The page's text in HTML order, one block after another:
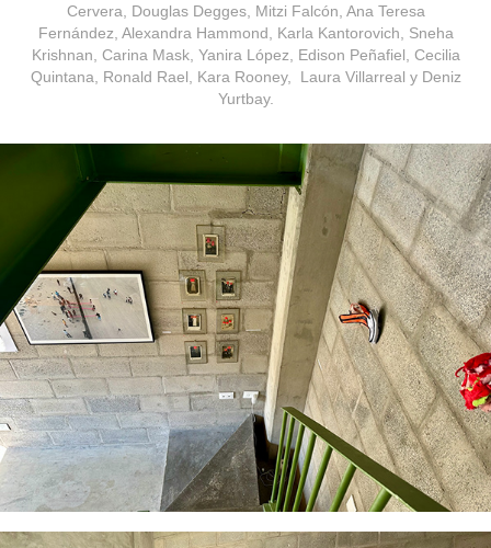
Cervera, Douglas Degges, Mitzi Falcón, Ana Teresa
Fernández, Alexandra Hammond, Karla Kantorovich, Sneha
Krishnan, Carina Mask, Yanira López, Edison Peñafiel, Cecilia
Quintana, Ronald Rael, Kara Rooney, Laura Villarreal y Deniz
Yurtbay.